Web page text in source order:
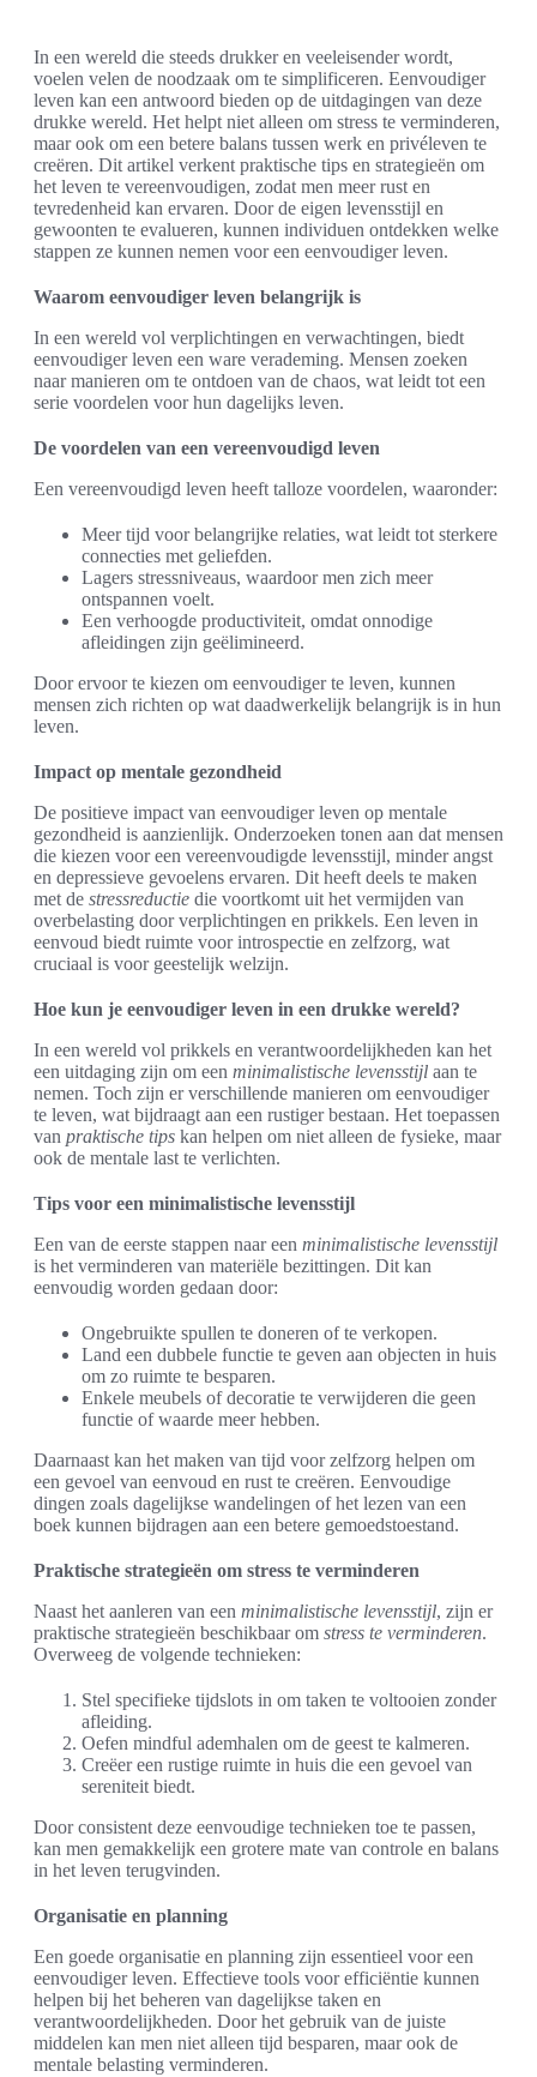
In een wereld die steeds drukker en veeleisender wordt,
voelen velen de noodzaak om te simplificeren. Eenvoudiger
leven kan een antwoord bieden op de uitdagingen van deze
drukke wereld. Het helpt niet alleen om stress te verminderen,
maar ook om een betere balans tussen werk en privéleven te
creëren. Dit artikel verkent praktische tips en strategieën om
het leven te vereenvoudigen, zodat men meer rust en
tevredenheid kan ervaren. Door de eigen levensstijl en
gewoonten te evalueren, kunnen individuen ontdekken welke
stappen ze kunnen nemen voor een eenvoudiger leven.
Waarom eenvoudiger leven belangrijk is
In een wereld vol verplichtingen en verwachtingen, biedt
eenvoudiger leven een ware verademing. Mensen zoeken
naar manieren om te ontdoen van de chaos, wat leidt tot een
serie voordelen voor hun dagelijks leven.
De voordelen van een vereenvoudigd leven
Een vereenvoudigd leven heeft talloze voordelen, waaronder:
Meer tijd voor belangrijke relaties, wat leidt tot sterkere
connecties met geliefden.
Lagers stressniveaus, waardoor men zich meer
ontspannen voelt.
Een verhoogde productiviteit, omdat onnodige
afleidingen zijn geëlimineerd.
Door ervoor te kiezen om eenvoudiger te leven, kunnen
mensen zich richten op wat daadwerkelijk belangrijk is in hun
leven.
Impact op mentale gezondheid
De positieve impact van eenvoudiger leven op mentale
gezondheid is aanzienlijk. Onderzoeken tonen aan dat mensen
die kiezen voor een vereenvoudigde levensstijl, minder angst
en depressieve gevoelens ervaren. Dit heeft deels te maken
met de stressreductie die voortkomt uit het vermijden van
overbelasting door verplichtingen en prikkels. Een leven in
eenvoud biedt ruimte voor introspectie en zelfzorg, wat
cruciaal is voor geestelijk welzijn.
Hoe kun je eenvoudiger leven in een drukke wereld?
In een wereld vol prikkels en verantwoordelijkheden kan het
een uitdaging zijn om een minimalistische levensstijl aan te
nemen. Toch zijn er verschillende manieren om eenvoudiger
te leven, wat bijdraagt aan een rustiger bestaan. Het toepassen
van praktische tips kan helpen om niet alleen de fysieke, maar
ook de mentale last te verlichten.
Tips voor een minimalistische levensstijl
Een van de eerste stappen naar een minimalistische levensstijl
is het verminderen van materiële bezittingen. Dit kan
eenvoudig worden gedaan door:
Ongebruikte spullen te doneren of te verkopen.
Land een dubbele functie te geven aan objecten in huis
om zo ruimte te besparen.
Enkele meubels of decoratie te verwijderen die geen
functie of waarde meer hebben.
Daarnaast kan het maken van tijd voor zelfzorg helpen om
een gevoel van eenvoud en rust te creëren. Eenvoudige
dingen zoals dagelijkse wandelingen of het lezen van een
boek kunnen bijdragen aan een betere gemoedstoestand.
Praktische strategieën om stress te verminderen
Naast het aanleren van een minimalistische levensstijl, zijn er
praktische strategieën beschikbaar om stress te verminderen.
Overweeg de volgende technieken:
Stel specifieke tijdslots in om taken te voltooien zonder
afleiding.
Oefen mindful ademhalen om de geest te kalmeren.
Creëer een rustige ruimte in huis die een gevoel van
sereniteit biedt.
Door consistent deze eenvoudige technieken toe te passen,
kan men gemakkelijk een grotere mate van controle en balans
in het leven terugvinden.
Organisatie en planning
Een goede organisatie en planning zijn essentieel voor een
eenvoudiger leven. Effectieve tools voor efficiëntie kunnen
helpen bij het beheren van dagelijkse taken en
verantwoordelijkheden. Door het gebruik van de juiste
middelen kan men niet alleen tijd besparen, maar ook de
mentale belasting verminderen.